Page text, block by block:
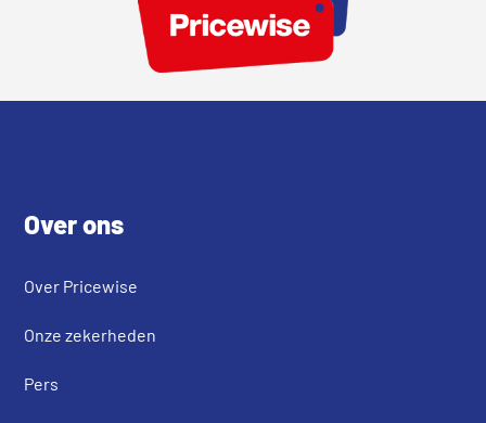
Over ons
Over Pricewise
Onze zekerheden
Pers